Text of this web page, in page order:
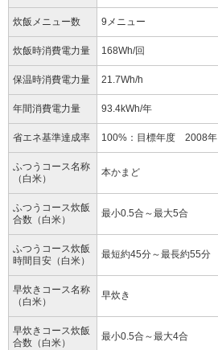
炊飯メニュー数 9メニュー
炊飯時消費電力量 168Wh/回
保温時消費電力量 21.7Wh/h
年間消費電力量 93.4kWh/年
省エネ基準達成率 100%：目標年度 2008年
ふつうコース名称
（白米）
本かまど
ふつうコース炊飯
合数（白米）
最小0.5合～最大5合
ふつうコース炊飯
時間目安（白米）
最短約45分～最長約55分
早炊きコース名称
（白米）
早炊き
早炊きコース炊飯
合数（白米）
最小0.5合～最大4合